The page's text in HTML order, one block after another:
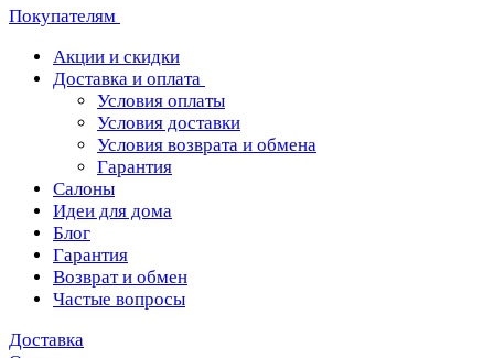
Покупателям
Акции и скидки
Доставка и оплата
Условия оплаты
Условия доставки
Условия возврата и обмена
Гарантия
Салоны
Идеи для дома
Блог
Гарантия
Возврат и обмен
Частые вопросы
Доставка